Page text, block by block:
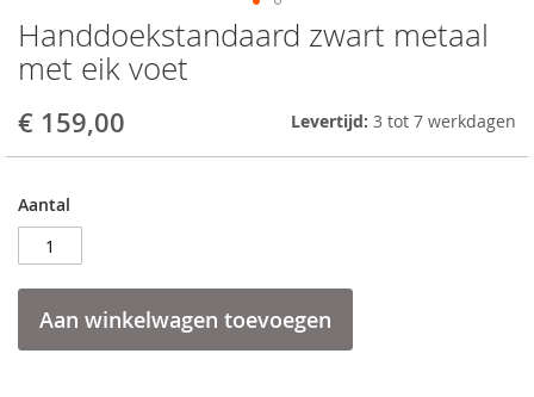
Handdoekstandaard zwart metaal
met eik voet
€ 159,00 Levertijd: 3 tot 7 werkdagen
Aantal
Aan winkelwagen toevoegen
Skip
to
the
of
gallery